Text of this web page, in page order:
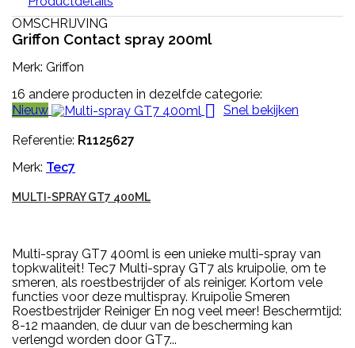
OMSCHRIJVING
Griffon Contact spray 200ml
Merk: Griffon
16 andere producten in dezelfde categorie:
Nieuw
 Snel bekijken
Referentie: R1125627
Merk: Tec7
MULTI-SPRAY GT7 400ML
Multi-spray GT7 400ml is een unieke multi-spray van
topkwaliteit! Tec7 Multi-spray GT7 als kruipolie, om te
smeren, als roestbestrijder of als reiniger. Kortom vele
functies voor deze multispray. Kruipolie Smeren
Roestbestrijder Reiniger En nog veel meer! Beschermtijd:
8-12 maanden, de duur van de bescherming kan
verlengd worden door GT7...